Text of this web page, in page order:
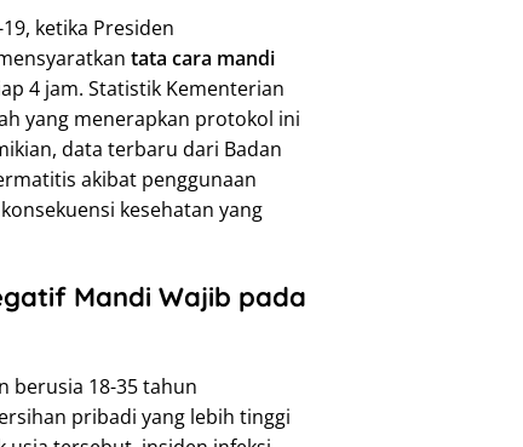
ketika Presiden
tata cara mandi
4 jam. Statistik Kementerian
yang menerapkan protokol ini
data terbaru dari Badan
akibat penggunaan
kesehatan yang
Mandi Wajib pada
berusia 18-35 tahun
pribadi yang lebih tinggi